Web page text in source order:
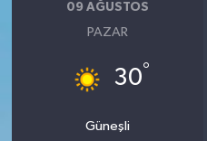
09 AĞUSTOS
PAZAR
30°
Güneşli